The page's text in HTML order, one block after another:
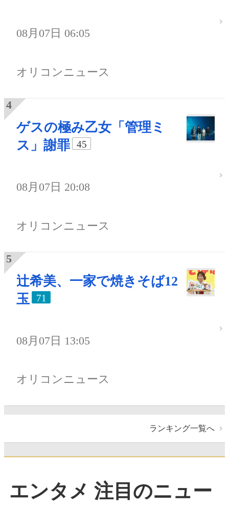
08月07日 06:05
オリコンニュース
ゲスの極み乙女「管理ミ
ス」謝罪
45
08月07日 20:08
オリコンニュース
辻希美、一家で焼きそば12
玉
71
08月07日 13:05
オリコンニュース
ランキング一覧へ
エンタメ 注目のニュー